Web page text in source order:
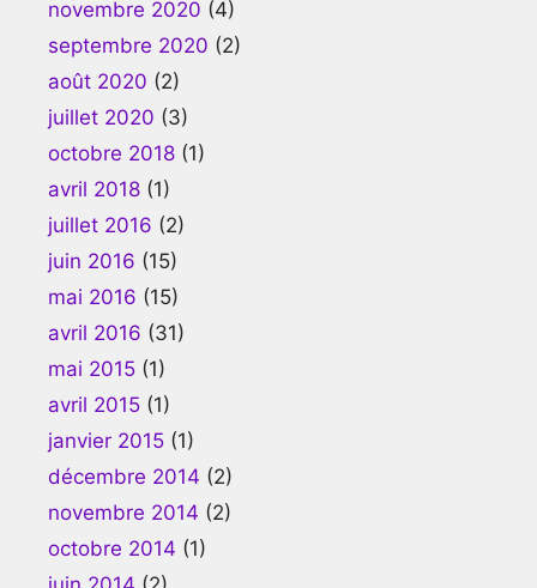
novembre 2020 (4)
septembre 2020 (2)
août 2020 (2)
juillet 2020 (3)
octobre 2018 (1)
avril 2018 (1)
juillet 2016 (2)
juin 2016 (15)
mai 2016 (15)
avril 2016 (31)
mai 2015 (1)
avril 2015 (1)
janvier 2015 (1)
décembre 2014 (2)
novembre 2014 (2)
octobre 2014 (1)